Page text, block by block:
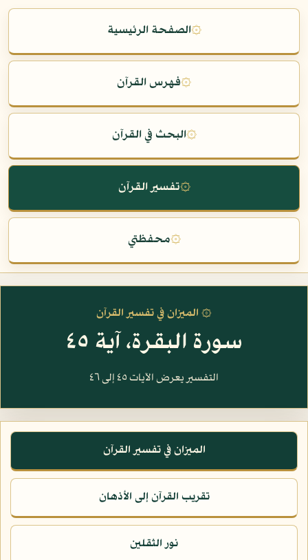
۞الصفحة الرئيسية
۞فهرس القرآن
۞البحث في القرآن
۞تفسير القرآن
۞محفظتي
۞ الميزان في تفسير القرآن
سورة البقرة، آية ٤٥
التفسير يعرض الآيات ٤٥ إلى ٤٦
الميزان في تفسير القرآن
تقريب القرآن إلى الأذهان
نور الثقلين